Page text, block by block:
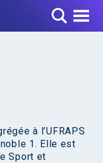
Toggle Menu
à l’UFRAPS
1. Elle est
Sport et